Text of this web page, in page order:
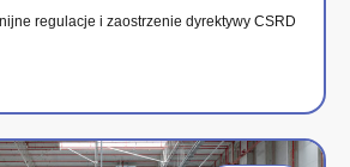
regulacje i zaostrzenie dyrektywy CSRD